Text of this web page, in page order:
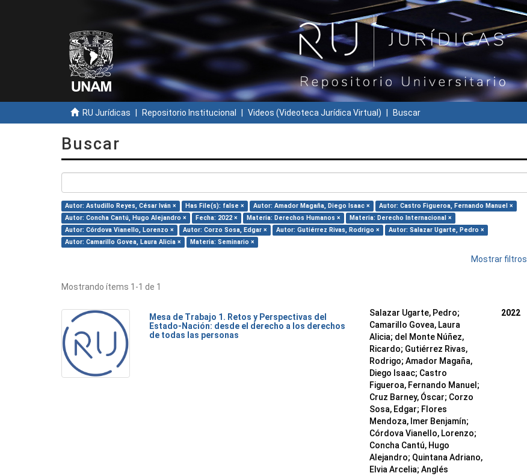
RU Jurídicas Repositorio Institucional Videos (Videoteca Jurídica Virtual) Buscar
Buscar
Autor: Astudillo Reyes, César Iván × Has File(s): false × Autor: Amador Magaña, Diego Isaac ×
Autor: Castro Figueroa, Fernando Manuel ×
Autor: Concha Cantú, Hugo Alejandro ×
Fecha: 2022 × Materia: Derechos Humanos ×
Materia: Derecho Internacional ×
Autor: Córdova Vianello, Lorenzo ×
Autor: Corzo Sosa, Edgar × Autor: Gutiérrez Rivas, Rodrigo ×
Autor: Salazar Ugarte, Pedro ×
Autor: Camarillo Govea, Laura Alicia ×
Materia: Seminario ×
Mostrar
Mostrando ítems 1-1 de 1
Mesa de Trabajo 1. Retos y Perspectivas del
Estado-Nación: desde el derecho a los derechos
de todas las personas
Salazar Ugarte, Pedro;
Camarillo Govea, Laura
Alicia; del Monte Núñez,
Ricardo; Gutiérrez Rivas,
Rodrigo; Amador Magaña,
Diego Isaac; Castro
Figueroa, Fernando Manuel ;
Cruz Barney, Óscar; Corzo
Sosa, Edgar; Flores
Mendoza, Imer Benjamín;
Córdova Vianello, Lorenzo;
Concha Cantú, Hugo
Alejandro; Quintana Adriano,
Elvia Arcelia; Anglés
2022